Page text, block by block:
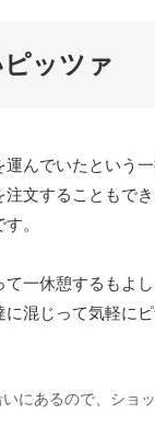
ッツァ
んでいたという
文することもで
。
一休憩するもよ
混じって気軽に
にあるので、ショ